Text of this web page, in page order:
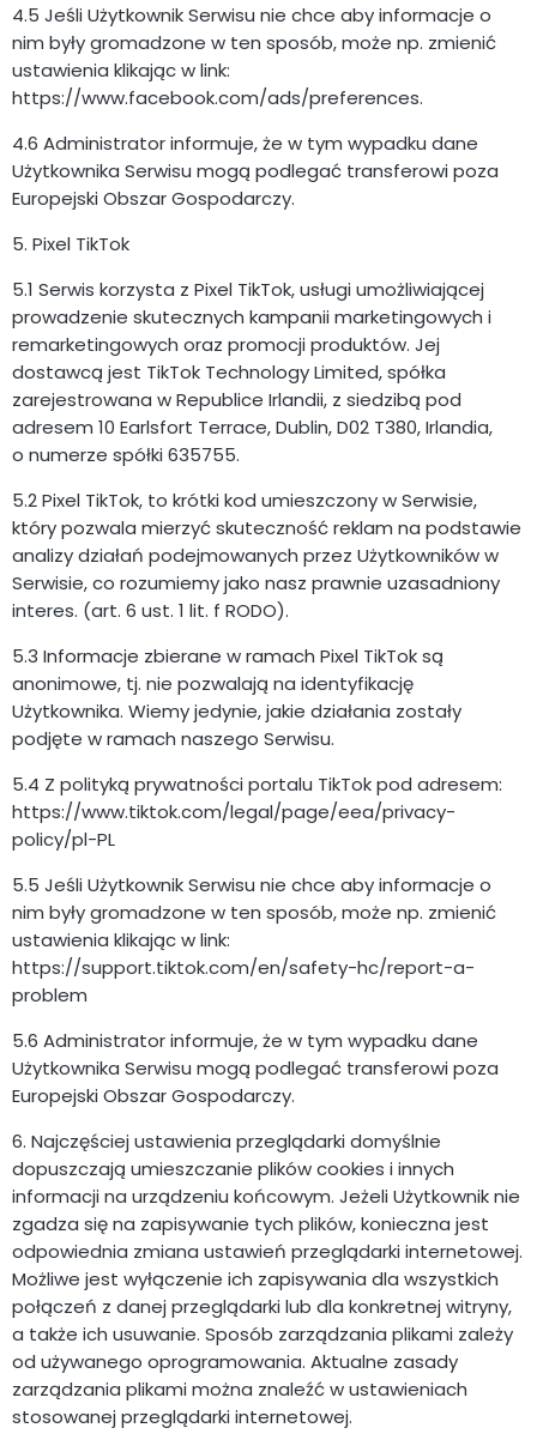
4.5 Jeśli Użytkownik Serwisu nie chce aby informacje o
nim były gromadzone w ten sposób, może np. zmienić
ustawienia klikając w link:
https://www.facebook.com/ads/preferences.
4.6 Administrator informuje, że w tym wypadku dane
Użytkownika Serwisu mogą podlegać transferowi poza
Europejski Obszar Gospodarczy.
5. Pixel TikTok
5.1 Serwis korzysta z Pixel TikTok, usługi umożliwiającej
prowadzenie skutecznych kampanii marketingowych i
remarketingowych oraz promocji produktów. Jej
dostawcą jest TikTok Technology Limited, spółka
zarejestrowana w Republice Irlandii, z siedzibą pod
adresem 10 Earlsfort Terrace, Dublin, D02 T380, Irlandia,
o numerze spółki 635755.
5.2 Pixel TikTok, to krótki kod umieszczony w Serwisie,
który pozwala mierzyć skuteczność reklam na podstawie
analizy działań podejmowanych przez Użytkowników w
Serwisie, co rozumiemy jako nasz prawnie uzasadniony
interes. (art. 6 ust. 1 lit. f RODO).
5.3 Informacje zbierane w ramach Pixel TikTok są
anonimowe, tj. nie pozwalają na identyfikację
Użytkownika. Wiemy jedynie, jakie działania zostały
podjęte w ramach naszego Serwisu.
5.4 Z polityką prywatności portalu TikTok pod adresem:
https://www.tiktok.com/legal/page/eea/privacy-
policy/pl-PL
5.5 Jeśli Użytkownik Serwisu nie chce aby informacje o
nim były gromadzone w ten sposób, może np. zmienić
ustawienia klikając w link:
https://support.tiktok.com/en/safety-hc/report-a-
problem
5.6 Administrator informuje, że w tym wypadku dane
Użytkownika Serwisu mogą podlegać transferowi poza
Europejski Obszar Gospodarczy.
6. Najczęściej ustawienia przeglądarki domyślnie
dopuszczają umieszczanie plików cookies i innych
informacji na urządzeniu końcowym. Jeżeli Użytkownik nie
zgadza się na zapisywanie tych plików, konieczna jest
odpowiednia zmiana ustawień przeglądarki internetowej.
Możliwe jest wyłączenie ich zapisywania dla wszystkich
połączeń z danej przeglądarki lub dla konkretnej witryny,
a także ich usuwanie. Sposób zarządzania plikami zależy
od używanego oprogramowania. Aktualne zasady
zarządzania plikami można znaleźć w ustawieniach
stosowanej przeglądarki internetowej.